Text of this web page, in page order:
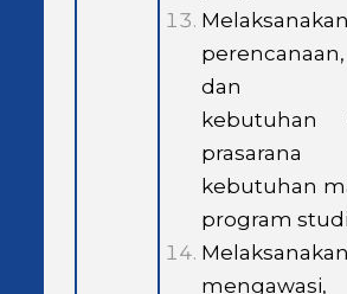
Melaksanakan
dan
kebutuhan
prasarana
kebutuhan
program